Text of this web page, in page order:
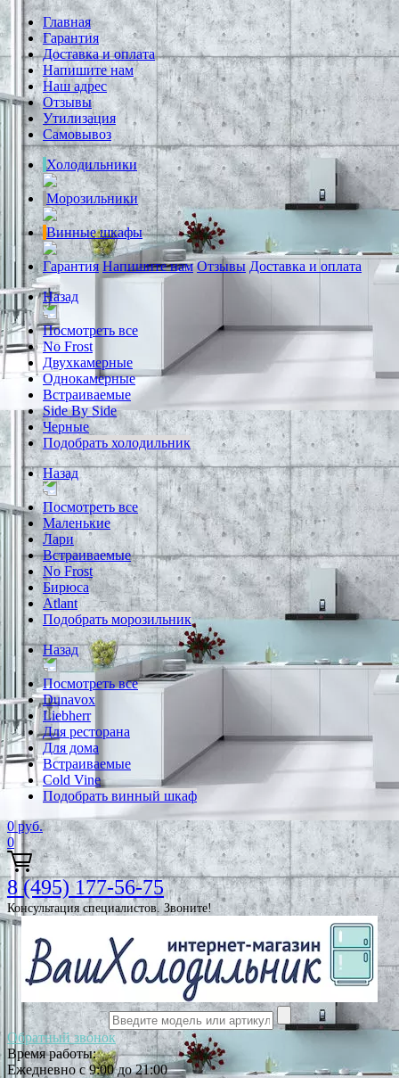
Главная
Гарантия
Доставка и оплата
Напишите нам
Наш адрес
Отзывы
Утилизация
Самовывоз
Холодильники
Морозильники
Винные шкафы
Гарантия Напишите нам Отзывы Доставка и оплата
Назад
Посмотреть все
No Frost
Двухкамерные
Однокамерные
Встраиваемые
Side By Side
Черные
Подобрать холодильник
Назад
Посмотреть все
Маленькие
Лари
Встраиваемые
No Frost
Бирюса
Atlant
Подобрать морозильник
Назад
Посмотреть все
Dunavox
Liebherr
Для ресторана
Для дома
Встраиваемые
Cold Vine
Подобрать винный шкаф
0 руб.
0
8 (495) 177-56-75
Консультация специалистов. Звоните!
Обратный звонок
Время работы:
Ежедневно с 9:00 до 21:00